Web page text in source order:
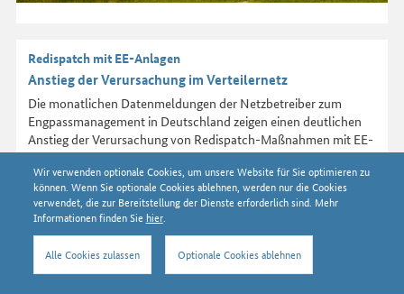
Redispatch mit EE-Anlagen
Anstieg der Verursachung im Verteilernetz
Die monatlichen Datenmeldungen der Netzbetreiber zum
Engpassmanagement in Deutschland zeigen einen deutlichen
Anstieg der Verursachung von Redispatch-Maßnahmen mit EE-
Anlagen in den Verteilernetzen.
Wir verwenden optionale Cookies, um unsere Website für Sie optimieren zu
können. Wenn Sie optionale Cookies ablehnen, werden nur die Cookies
verwendet, die zur Bereitstellung der Dienste erforderlich sind. Mehr
Informationen finden Sie hier.
Alle Cookies zulassen
Optionale Cookies ablehnen